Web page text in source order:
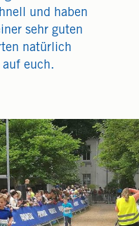
und haben
sehr guten
natürlich
auf euch.